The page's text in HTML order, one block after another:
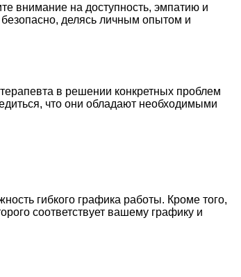
внимание на доступность, эмпатию и
делясь личным опытом и
в решении конкретных проблем
что они обладают необходимыми
гибкого графика работы. Кроме того,
соответствует вашему графику и